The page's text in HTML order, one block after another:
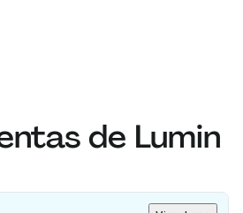
de Lumin